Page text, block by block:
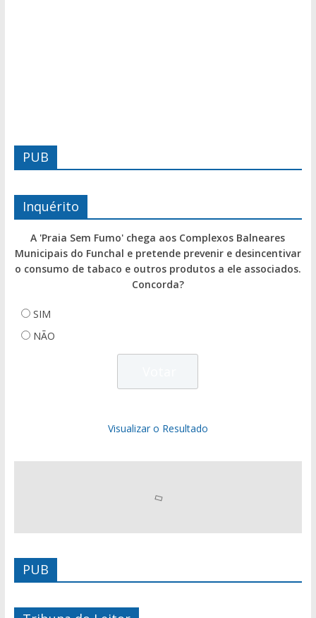
PUB
Inquérito
A 'Praia Sem Fumo' chega aos Complexos Balneares
Municipais do Funchal e pretende prevenir e desincentivar
o consumo de tabaco e outros produtos a ele associados.
Concorda?
SIM
NÃO
Visualizar o Resultado
PUB